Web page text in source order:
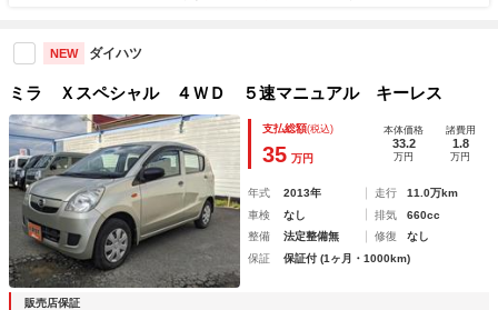
NEW ダイハツ
ミラ Ｘスペシャル ４ＷＤ ５速マニュアル キーレス
支払総額(税込)
35 万円
本体価格
33.2
万円
諸費用
1.8
万円
年式 2013年 走行
11.0万km
車検
なし 排気
660cc
整備
法定整備無 修復
なし
保証
保証付 (1ヶ月・1000km)
販売店保証